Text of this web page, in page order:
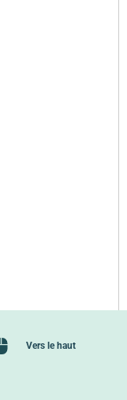
Vers le haut